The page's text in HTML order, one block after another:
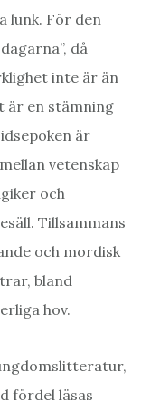
lunk. För den
då
inte är än
är en stämning
är
vetenskap
och
Tillsammans
och mordisk
bland
hov.
fördel läsas